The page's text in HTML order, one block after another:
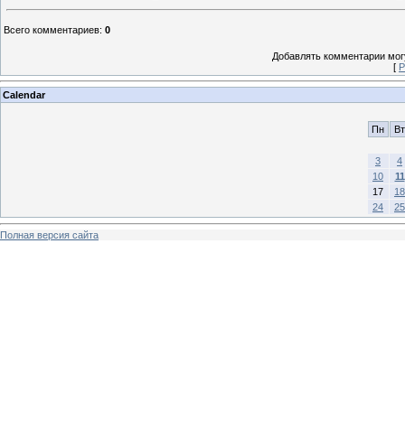
Всего комментариев: 0
Добавлять комментарии
[
Calendar
Пн Вт
3
4
10
11
17
18
24
25
Полная версия сайта